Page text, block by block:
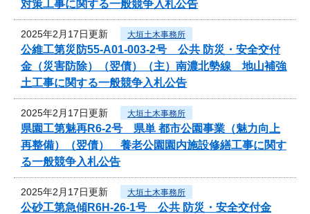
対策工事に関する一般競争入札公告
2025年2月17日更新 大垣土木事務所
公維工第災防55-A01-003-2号 公共 防災・安全交付
金（災害防除）（翌債）（主）南濃北勢線 地山補強
土工事に関する一般競争入札公告
2025年2月17日更新 大垣土木事務所
県園工第魅再R6-2号 県単 都市公園事業（魅力向上
再整備）（翌債） 養老公園園内施設修繕工事に関す
る一般競争入札公告
2025年2月17日更新 大垣土木事務所
公砂工第急傾R6H-26-1号 公共 防災・安全交付金